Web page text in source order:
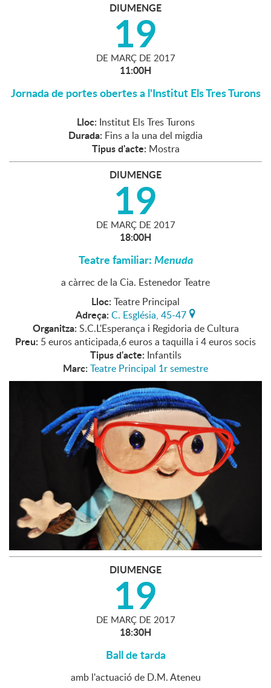
DIUMENGE
19
DE MARÇ DE 2017
11:00H
Jornada de portes obertes a l'Institut Els Tres Turons
Lloc: Institut Els Tres Turons
Durada: Fins a la una del migdia
Tipus d'acte: Mostra
DIUMENGE
19
DE MARÇ DE 2017
18:00H
Teatre familiar:Menuda
a càrrec de la Cia. Estenedor Teatre
Lloc: Teatre Principal
Adreça: C. Església, 45-47
Organitza: S.C.L'Esperança i Regidoria de Cultura
Preu: 5 euros anticipada,6 euros a taquilla i 4 euros socis
Tipus d'acte: Infantils
Marc: Teatre Principal 1r semestre
DIUMENGE
19
DE MARÇ DE 2017
18:30H
Ball de tarda
amb l'actuació de D.M. Ateneu